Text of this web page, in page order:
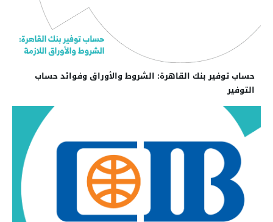
حساب توفير بنك القاهرة: الشروط والأوراق وفوائد حساب
التوفير